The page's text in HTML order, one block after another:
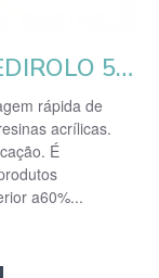
DECAPANTE DE CERAS MEDIROLO 5 LT
rápida de
acrílicas.
É
a60%...